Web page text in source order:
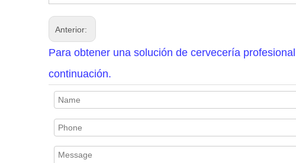
Anterior:
Para obtener una solución de cervecería
continuación.